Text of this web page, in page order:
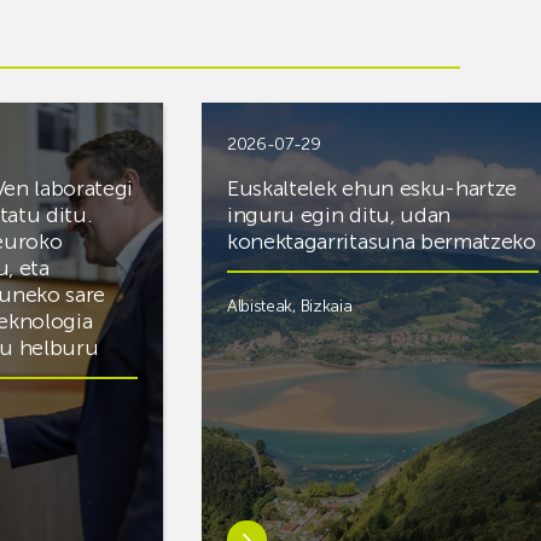
laborategi
ditu.
eta
sare
helburu
2026-07-29
Euskaltelek ehun esku-hartze
inguru egin ditu, udan
konektagarritasuna bermatzeko
Albisteak, Bizkaia
Ezagutu